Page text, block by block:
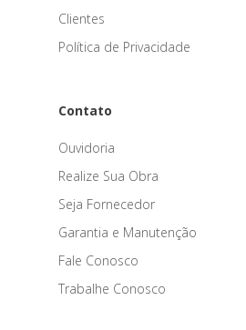
Clientes
Política de Privacidade
Contato
Ouvidoria
Realize Sua Obra
Seja Fornecedor
Garantia e Manutenção
Fale Conosco
Trabalhe Conosco